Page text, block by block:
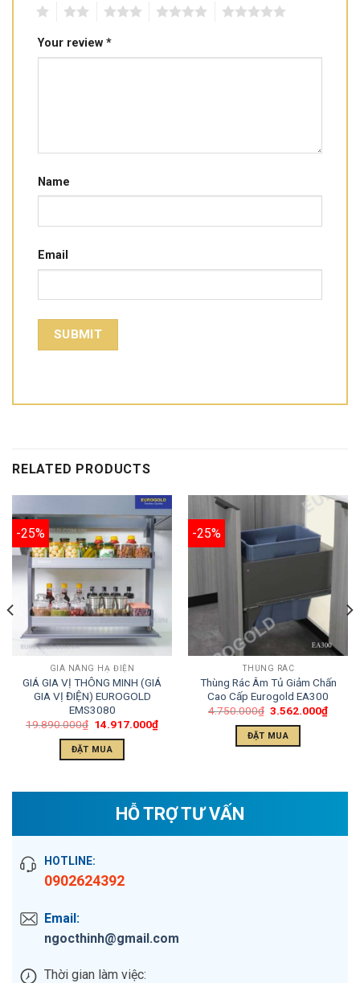
Your review *
Name
Email
RELATED PRODUCTS
-25%
GIÁ NÂNG HẠ ĐIỆN
GIÁ GIA VỊ THÔNG MINH (GIÁ
GIA VỊ ĐIỆN) EUROGOLD
EMS3080
19.890.000₫ 14.917.000₫
ĐẶT MUA
-25%
THÙNG RÁC
Thùng Rác Âm Tủ Giảm Chấn
Cao Cấp Eurogold EA300
4.750.000₫ 3.562.000₫
ĐẶT MUA
HỖ TRỢ TƯ VẤN
HOTLINE:
0902624392
Email:
ngocthinh@gmail.com
Thời gian làm việc: